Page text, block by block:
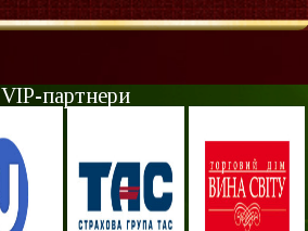
VIP-партнери